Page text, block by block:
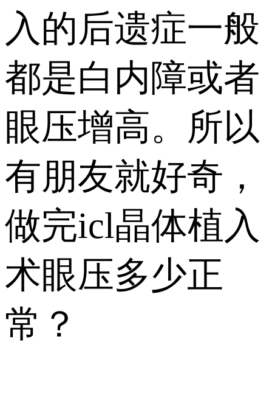
入的后遗症一般
都是白内障或者
眼压增高。所以
有朋友就好奇，
做完icl晶体植入
术眼压多少正
常？